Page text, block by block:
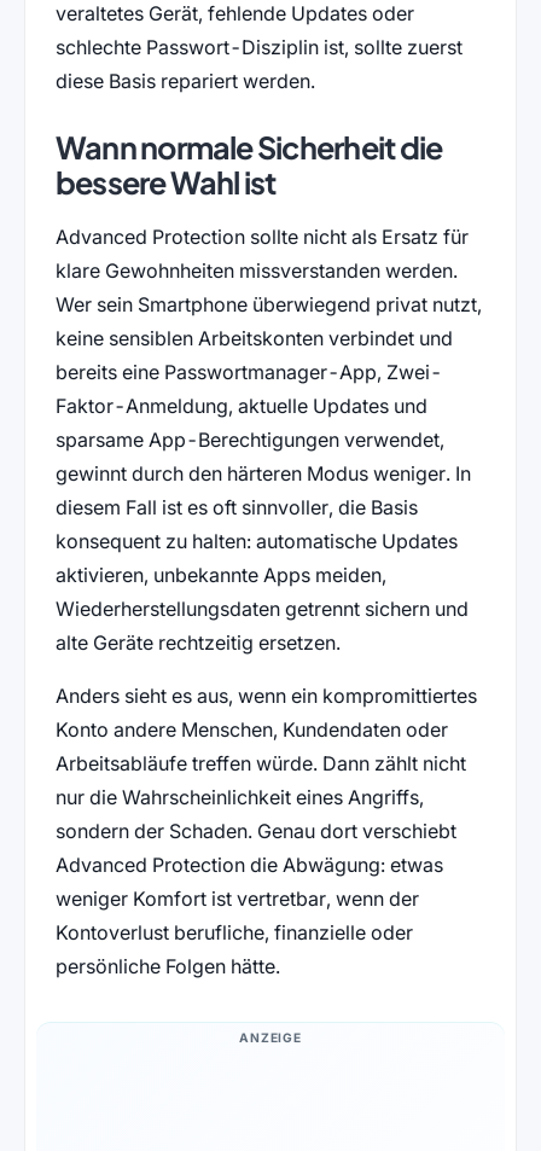
veraltetes Gerät, fehlende Updates oder
schlechte Passwort-Disziplin ist, sollte zuerst
diese Basis repariert werden.
Wann normale Sicherheit die
bessere Wahl ist
Advanced Protection sollte nicht als Ersatz für
klare Gewohnheiten missverstanden werden.
Wer sein Smartphone überwiegend privat nutzt,
keine sensiblen Arbeitskonten verbindet und
bereits eine Passwortmanager-App, Zwei-
Faktor-Anmeldung, aktuelle Updates und
sparsame App-Berechtigungen verwendet,
gewinnt durch den härteren Modus weniger. In
diesem Fall ist es oft sinnvoller, die Basis
konsequent zu halten: automatische Updates
aktivieren, unbekannte Apps meiden,
Wiederherstellungsdaten getrennt sichern und
alte Geräte rechtzeitig ersetzen.
Anders sieht es aus, wenn ein kompromittiertes
Konto andere Menschen, Kundendaten oder
Arbeitsabläufe treffen würde. Dann zählt nicht
nur die Wahrscheinlichkeit eines Angriffs,
sondern der Schaden. Genau dort verschiebt
Advanced Protection die Abwägung: etwas
weniger Komfort ist vertretbar, wenn der
Kontoverlust berufliche, finanzielle oder
persönliche Folgen hätte.
ANZEIGE